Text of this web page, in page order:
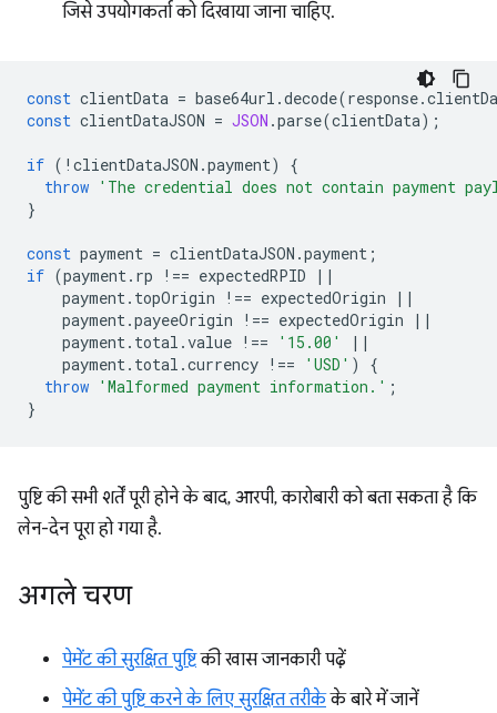
जिसे उपयोगकर्ता को दिखाया जाना चाहिए.
const clientData = base64url .decode(response.
const clientDataJSON = JSON .parse(clientData);
if ( ! clientDataJSON .payment)
{
throw 'The credential does not contain payment
}
const payment = clientDataJSON .payment ;
if (payment. rp !== expectedRPID
||
payment. topOrigin !== expectedOrigin
||
payment.payeeOrigin !== expectedOrigin
||
payment. total .value !== '15.00'
||
payment. total .currency !== 'USD' )
{
throw 'Malformed payment information.' ;
}
पुष्टि की सभी शर्तें पूरी होने के बाद, आरपी, कारोबारी को बता सकता है कि
लेन-देन पूरा हो गया है.
अगले चरण
पेमेंट की सुरक्षित पुष्टिकी खास जानकारी पढ़ें
पेमेंट की पुष्टि करने के लिए सुरक्षित तरीकेके बारे में जानें